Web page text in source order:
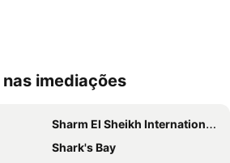
imediações
Sharm El Sheikh International Airport
Shark's Bay